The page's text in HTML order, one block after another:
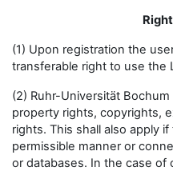
(1) Upon registration the
transferable right to use the
(2) Ruhr-Universität
property rights, copyrights,
rights. This shall also apply
permissible manner or
or databases. In the case